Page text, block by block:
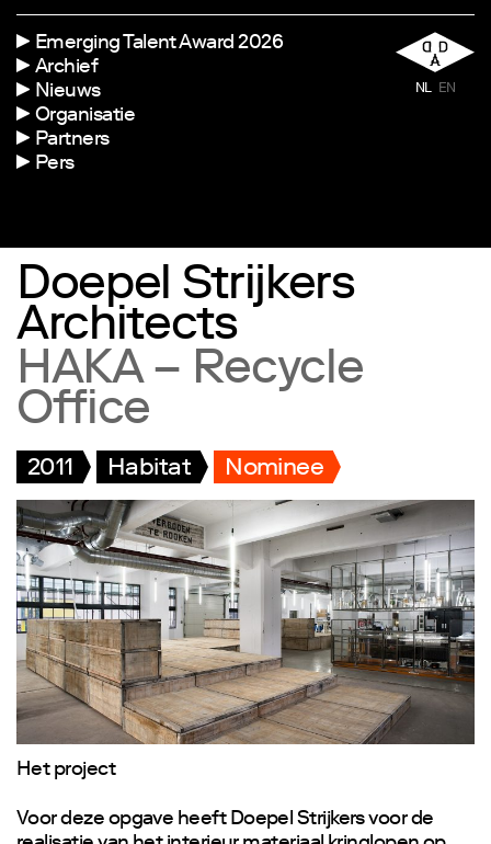
Emerging Talent Award 2026
Archief
Nieuws
Organisatie
Partners
Pers
NL EN
Doepel Strijkers
Architects
HAKA – Recycle
Office
2011 Habitat Nominee
Het project
Voor deze opgave heeft Doepel Strijkers voor de